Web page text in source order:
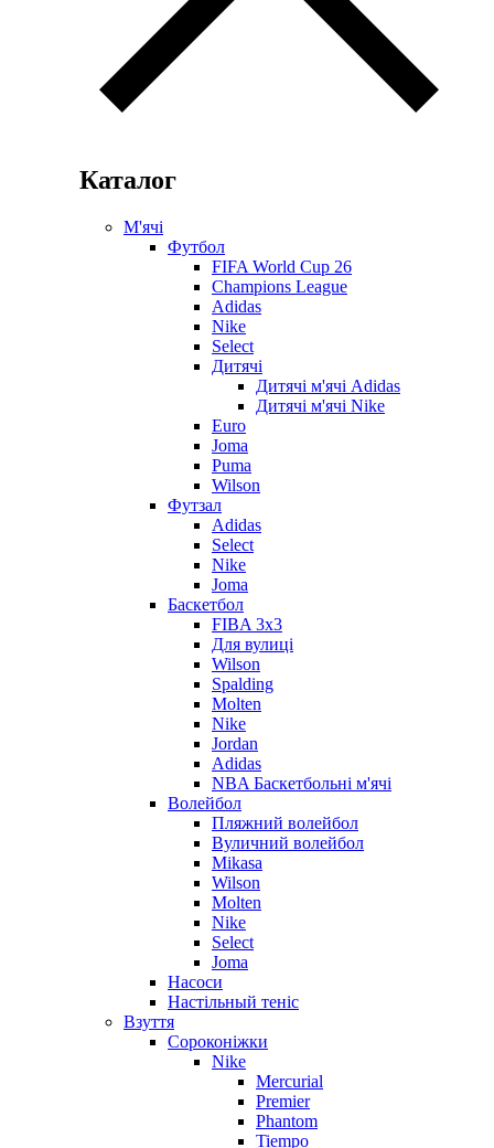
Каталог
М'ячі
Футбол
FIFA World Cup 26
Champions League
Adidas
Nike
Select
Дитячі
Дитячі м'ячі Adidas
Дитячі м'ячі Nike
Euro
Joma
Puma
Wilson
Футзал
Adidas
Select
Nike
Joma
Баскетбол
FIBA 3x3
Для вулиці
Wilson
Spalding
Molten
Nike
Jordan
Adidas
NBA Баскетбольні м'ячі
Волейбол
Пляжний волейбол
Вуличний волейбол
Mikasa
Wilson
Molten
Nike
Select
Joma
Насоси
Настільный теніс
Взуття
Сороконіжки
Nike
Mercurial
Premier
Phantom
Tiempo